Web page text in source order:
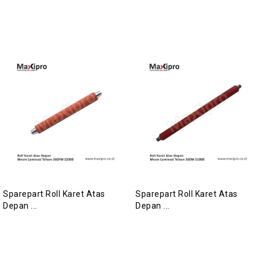
Sparepart Roll Karet Atas
Depan ...
Sparepart Roll Karet Atas
Depan ...